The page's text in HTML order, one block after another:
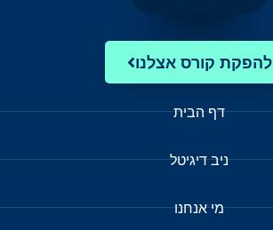
להפקת קורס אצלנו
דף הבית
ניב דיגיטל
מי אנחנו